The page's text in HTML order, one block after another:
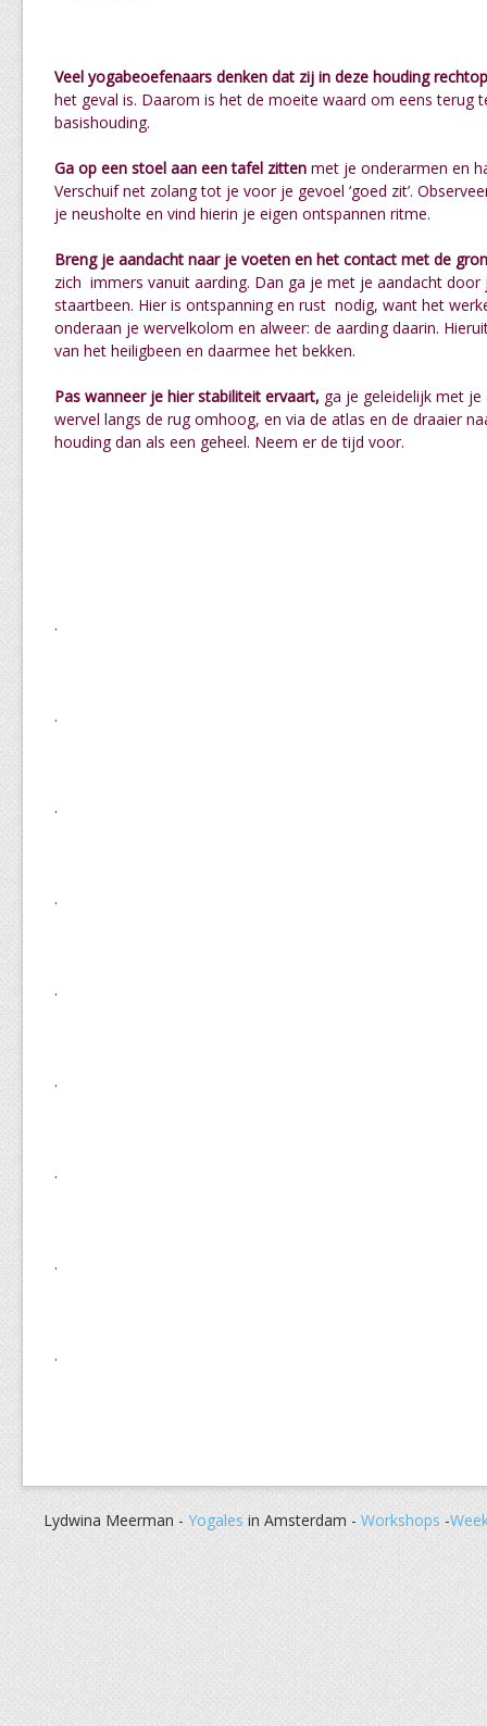
Veel yogabeoefenaars denken dat zij in deze houding
het geval is. Daarom is het de moeite waard om eens terug
basishouding.
Ga op een stoel aan een tafel zitten met je onderarmen en
Verschuif net zolang tot je voor je gevoel ‘goed zit’.
je neusholte en vind hierin je eigen ontspannen ritme.
Breng je aandacht naar je voeten en het contact met de
zich immers vanuit aarding. Dan ga je met je aandacht
staartbeen. Hier is ontspanning en rust nodig, want het
onderaan je wervelkolom en alweer: de aarding daarin.
van het heiligbeen en daarmee het bekken.
Pas wanneer je hier stabiliteit ervaart, ga je geleidelijk met
wervel langs de rug omhoog, en via de atlas en de draaier
houding dan als een geheel. Neem er de tijd voor.
.
.
.
.
.
.
.
.
.
Lydwina Meerman - Yogales in Amsterdam - Workshops -